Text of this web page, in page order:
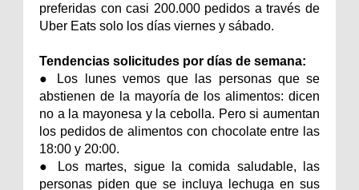
preferidas con casi 200.000 pedidos a través de
Uber Eats solo los días viernes y sábado.
Tendencias solicitudes por días de semana:
● Los lunes vemos que las personas que se
abstienen de la mayoría de los alimentos: dicen
no a la mayonesa y la cebolla. Pero si aumentan
los pedidos de alimentos con chocolate entre las
18:00 y 20:00.
● Los martes, sigue la comida saludable, las
personas piden que se incluya lechuga en sus